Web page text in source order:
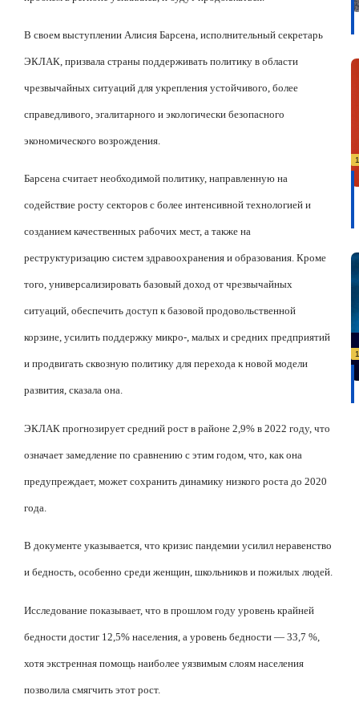
В своем выступлении Алисия Барсена, исполнительный секретарь
ЭКЛАК, призвала страны поддерживать политику в области
чрезвычайных ситуаций для укрепления устойчивого, более
справедливого, эгалитарного и экологически безопасного
экономического возрождения.
Барсена считает необходимой политику, направленную на
содействие росту секторов с более интенсивной технологией и
созданием качественных рабочих мест, а также на
реструктуризацию систем здравоохранения и образования. Кроме
того, универсализировать базовый доход от чрезвычайных
ситуаций, обеспечить доступ к базовой продовольственной
корзине, усилить поддержку микро-, малых и средних предприятий
и продвигать сквозную политику для перехода к новой модели
развития, сказала она.
ЭКЛАК прогнозирует средний рост в районе 2,9% в 2022 году, что
означает замедление по сравнению с этим годом, что, как она
предупреждает, может сохранить динамику низкого роста до 2020
года.
В документе указывается, что кризис пандемии усилил неравенство
и бедность, особенно среди женщин, школьников и пожилых людей.
Исследование показывает, что в прошлом году уровень крайней
бедности достиг 12,5% населения, а уровень бедности — 33,7 %,
хотя экстренная помощь наиболее уязвимым слоям населения
позволила смягчить этот рост.